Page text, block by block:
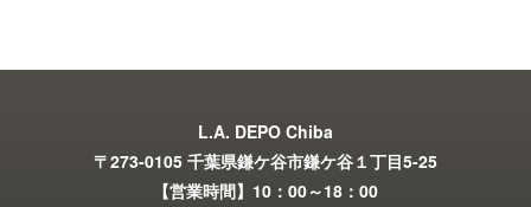
L.A. DEPO Chiba
〒273-0105 千葉県鎌ケ谷市鎌ケ谷１丁目5-25
【営業時間】10：00～18：00